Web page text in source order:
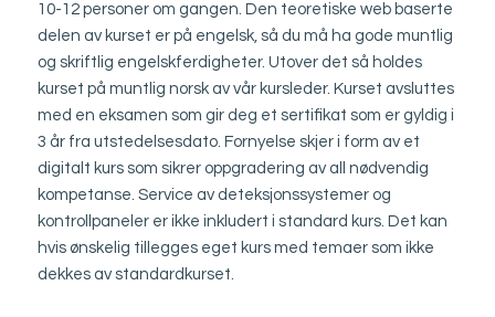
10-12 personer om gangen. Den teoretiske web baserte
delen av kurset er på engelsk, så du må ha gode muntlig
og skriftlig engelskferdigheter. Utover det så holdes
kurset på muntlig norsk av vår kursleder. Kurset avsluttes
med en eksamen som gir deg et sertifikat som er gyldig i
3 år fra utstedelsesdato. Fornyelse skjer i form av et
digitalt kurs som sikrer oppgradering av all nødvendig
kompetanse. Service av deteksjonssystemer og
kontrollpaneler er ikke inkludert i standard kurs. Det kan
hvis ønskelig tillegges eget kurs med temaer som ikke
dekkes av standardkurset.